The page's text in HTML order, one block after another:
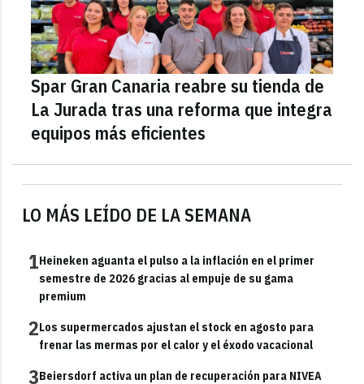
LO MÁS LEÍDO DE LA SEMANA
1Heineken aguanta el pulso a la inflación en el primer
semestre de 2026 gracias al empuje de su gama
premium
2Los supermercados ajustan el stock en agosto para
frenar las mermas por el calor y el éxodo vacacional
3Beiersdorf activa un plan de recuperación para NIVEA
Spar Gran Canaria reabre su tienda de
La Jurada tras una reforma que integra
equipos más eficientes